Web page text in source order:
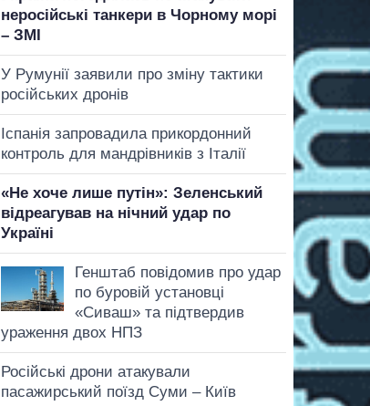
неросійські танкери в Чорному морі
– ЗМІ
У Румунії заявили про зміну тактики
російських дронів
Іспанія запровадила прикордонний
контроль для мандрівників з Італії
«Не хоче лише путін»: Зеленський
відреагував на нічний удар по
Україні
Генштаб повідомив про удар
по буровій установці
«Сиваш» та підтвердив
ураження двох НПЗ
Російські дрони атакували
пасажирський поїзд Суми – Київ